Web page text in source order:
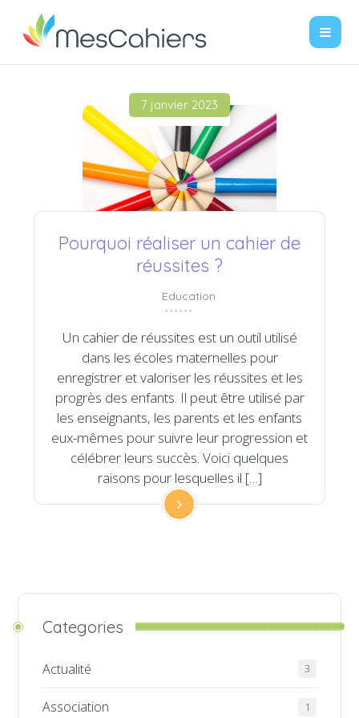
7 janvier 2023
Pourquoi réaliser un cahier de
réussites ?
Education
Un cahier de réussites est un outil utilisé
dans les écoles maternelles pour
enregistrer et valoriser les réussites et les
progrès des enfants. Il peut être utilisé par
les enseignants, les parents et les enfants
eux-mêmes pour suivre leur progression et
célébrer leurs succès. Voici quelques
raisons pour lesquelles il […]
Categories
Actualité 3
Association 1